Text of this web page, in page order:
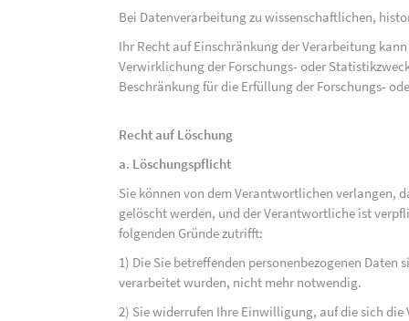
Bei Datenverarbeitung zu wissenschaftlichen,
Ihr Recht auf Einschränkung der Verarbeitung
Verwirklichung der Forschungs- oder
Beschränkung für die Erfüllung der Forschungs-
Recht auf Löschung
a. Löschungspflicht
Sie können von dem Verantwortlichen verlangen,
gelöscht werden, und der Verantwortliche ist
folgenden Gründe zutrifft:
1) Die Sie betreffenden personenbezogenen Daten
verarbeitet wurden, nicht mehr notwendig.
2) Sie widerrufen Ihre Einwilligung, auf die sich die